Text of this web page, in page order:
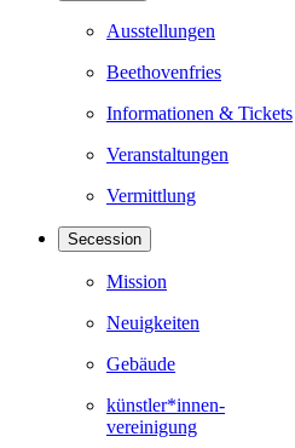
Ausstellungen
Beethovenfries
Informationen & Tickets
Veranstaltungen
Vermittlung
Secession
Mission
Neuigkeiten
Gebäude
künstler*innen-
vereinigung